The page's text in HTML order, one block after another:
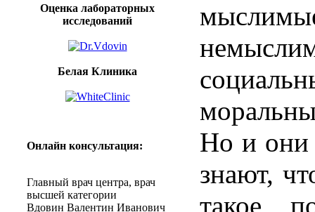
Оценка лабораторных
исследований
Белая Клиника
Онлайн консультация:
Главный врач центра, врач
высшей категории
Вдовин Валентин Иванович
Но и они
знают,
такое